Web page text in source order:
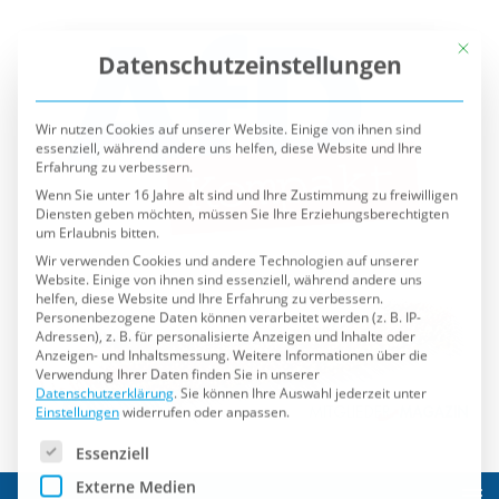
Datenschutzeinstellungen
essenziell, während andere uns helfen, diese Website und Ihre
Erfahrung zu verbessern.
Wenn Sie unter 16 Jahre alt sind und Ihre Zustimmung zu freiwilligen
Diensten geben möchten, müssen Sie Ihre Erziehungsberechtigten
um Erlaubnis bitten.
Website. Einige von ihnen sind essenziell, während andere uns
helfen, diese Website und Ihre Erfahrung zu verbessern.
Personenbezogene Daten können verarbeitet werden (z. B. IP-
Adressen), z. B. für personalisierte Anzeigen und Inhalte oder
Anzeigen- und Inhaltsmessung.Weitere Informationen über die
Verwendung Ihrer Daten finden Sie in unserer
Datenschutzerklärung. Sie können Ihre Auswahl jederzeit unter
Einstellungenwiderrufen oder anpassen.